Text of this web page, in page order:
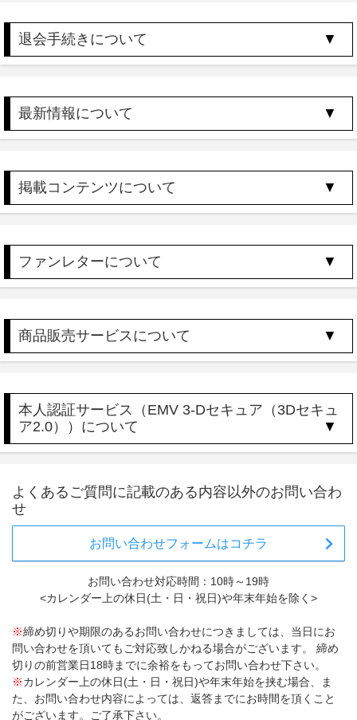
退会手続きについて
最新情報について
掲載コンテンツについて
ファンレターについて
商品販売サービスについて
本人認証サービス（EMV 3-Dセキュア（3Dセキュ
ア2.0））について
よくあるご質問に記載のある内容以外のお問い合わ
せ
お問い合わせフォームはコチラ
お問い合わせ対応時間：10時～19時
<カレンダー上の休日(土・日・祝日)や年末年始を除く>
※締め切りや期限のあるお問い合わせにつきましては、当日にお
問い合わせを頂いてもご対応致しかねる場合がございます。 締め
切りの前営業日18時までに余裕をもってお問い合わせ下さい。
※カレンダー上の休日(土・日・祝日)や年末年始を挟む場合、ま
た、お問い合わせ内容によっては、返答までにお時間を頂くこと
がございます。ご了承下さい。